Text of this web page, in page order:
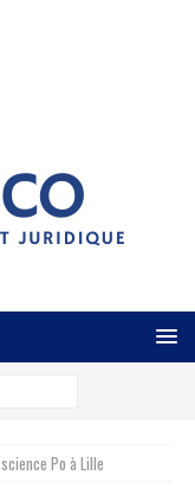
Po à Lille